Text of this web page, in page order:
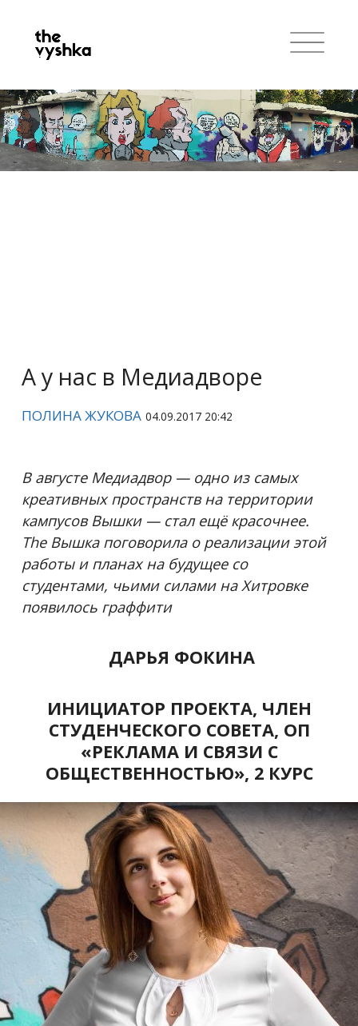
А у нас в Медиадворе
ПОЛИНА ЖУКОВА 04.09.2017 20:42
В августе Медиадвор — одно из самых
креативных пространств на территории
кампусов Вышки — стал ещё красочнее.
The Вышка поговорила о реализации этой
работы и планах на будущее со
студентами, чьими силами на Хитровке
появилось граффити
ДАРЬЯ ФОКИНА
ИНИЦИАТОР ПРОЕКТА, ЧЛЕН
СТУДЕНЧЕСКОГО СОВЕТА, ОП
«РЕКЛАМА И СВЯЗИ С
ОБЩЕСТВЕННОСТЬЮ», 2 КУРС